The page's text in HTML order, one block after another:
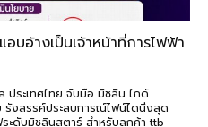
บอ้างเป็นเจ้าหน้าที่การไฟฟ้า
ประเทศไทย จับมือ มิชลิน ไกด์
รังสรรค์ประสบการณ์ไฟน์ไดนิ่งสุด
ะดับมิชลินสตาร์ สำหรับลูกค้า ttb